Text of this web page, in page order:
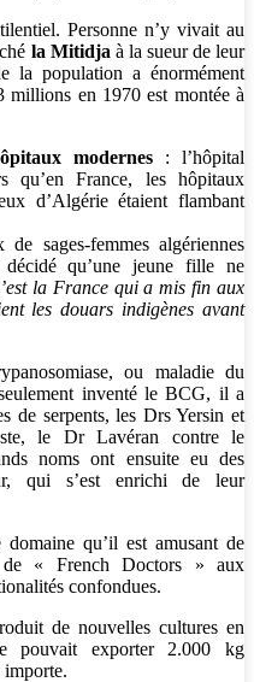
Personne n’y vivait au
la Mitidja à la sueur de leur
la population a énormément
millions en 1970 est montée à
modernes : l’hôpital
qu’en France, les hôpitaux
d’Algérie étaient flambant
sages-femmes algériennes
qu’une jeune fille ne
la France qui a mis fin aux
les douars indigènes avant
ou maladie du
inventé le BCG, il a
de serpents, les Drs Yersin et
le Dr Lavéran contre le
noms ont ensuite eu des
qui s’est enrichi de leur
qu’il est amusant de
de « French Doctors » aux
confondues.
de nouvelles cultures en
pouvait exporter 2.000 kg
importe.